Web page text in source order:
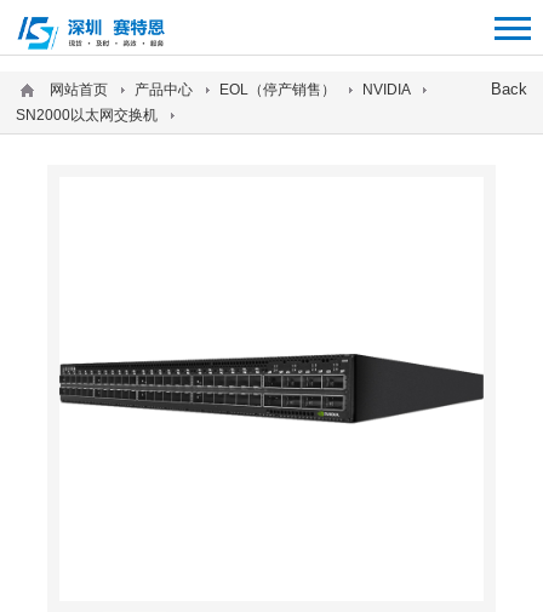
Back
网站首页 产品中心 EOL（停产销售）
NVIDIA
SN2000以太网交换机